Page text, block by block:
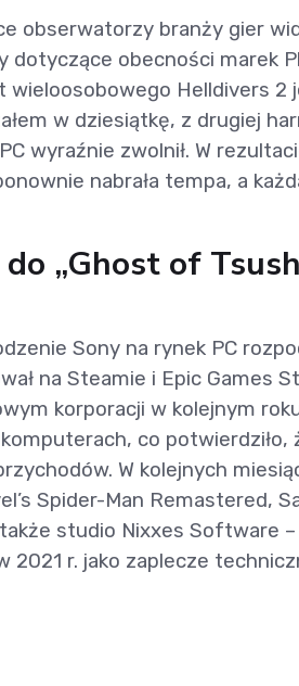
obserwatorzy branży gier
dotyczące obecności marek
Helldivers 2
w dziesiątkę, z drugiej
wyraźnie zwolnił. W
nabrała tempa, a
do „Ghost of
Sony na rynek PC
na Steamie i Epic Games
korporacji w kolejnym
co
W kolejnych
Spider-Man Remastered,
studio Nixxes Software
2021 r. jako zaplecze